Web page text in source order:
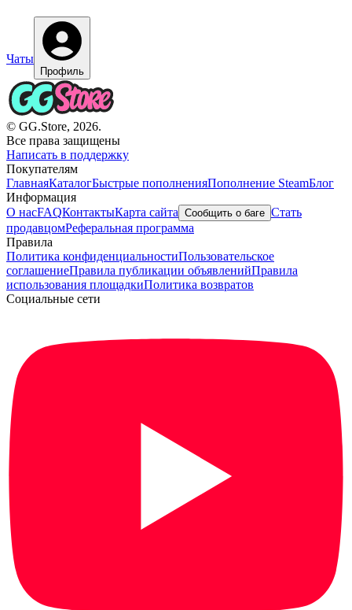
Чаты
Профиль
© GG.Store, 2026.
Все права защищены
Написать в поддержку
Покупателям
ГлавнаяКаталогБыстрые пополненияПополнение SteamБлог
Информация
О насFAQКонтактыКарта сайта Сообщить о баге Стать
продавцомРеферальная программа
Правила
Политика конфиденциальностиПользовательское
соглашениеПравила публикации объявленийПравила
использования площадкиПолитика возвратов
Социальные сети